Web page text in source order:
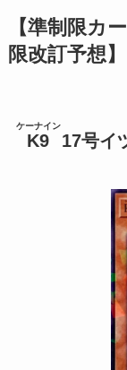
【準制限カ
限改訂予想】
K9
ケーナイン
17号イ